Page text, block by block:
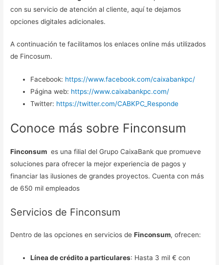
con su servicio de atención al cliente, aquí te dejamos
opciones digitales adicionales.
A continuación te facilitamos los enlaces online más utilizados
de Fincosum.
Facebook: https://www.facebook.com/caixabankpc/
Página web: https://www.caixabankpc.com/
Twitter: https://twitter.com/CABKPC_Responde
Conoce más sobre Finconsum
Finconsum es una filial del Grupo CaixaBank que promueve
soluciones para ofrecer la mejor experiencia de pagos y
financiar las ilusiones de grandes proyectos. Cuenta con más
de 650 mil empleados
Servicios de Finconsum
Dentro de las opciones en servicios deFinconsum, ofrecen:
Línea de crédito a particulares: Hasta 3 mil € con